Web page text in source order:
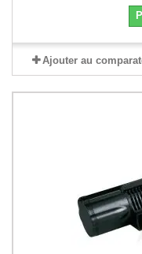
Ajouter au